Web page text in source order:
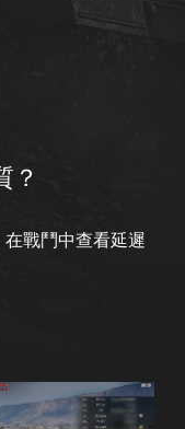
？
戰鬥中查看延遲